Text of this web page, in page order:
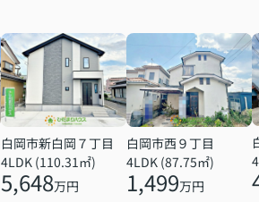
白岡市新白岡７丁目
4LDK (110.31㎡)
5,648万円
白岡市西９丁目
4LDK (87.75㎡)
1,499万円